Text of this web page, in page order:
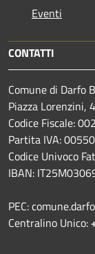
Eventi
CONTATTI
Comune di Darfo
Piazza Lorenzini,
Codice Fiscale:
Partita IVA:
Codice Univoco
IBAN:
PEC:
Centralino Unico: